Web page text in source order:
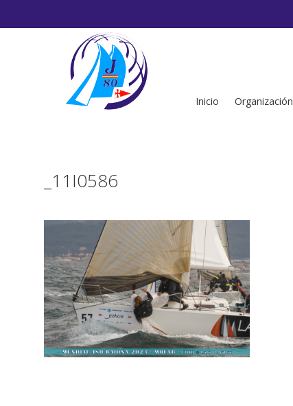
Inicio Organización
_11I0586